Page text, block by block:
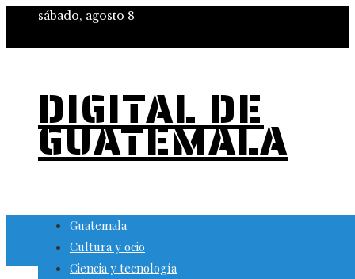
sábado, agosto 8
DIGITAL DE
GUATEMALA
Guatemala
Cultura y ocio
Ciencia y tecnología